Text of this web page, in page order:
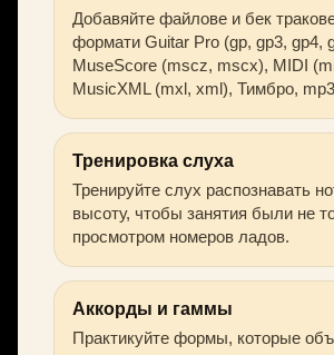
Добавяйте файлове и бек
формати Guitar Pro (gp, gp3, gp4,
MuseScore (mscz, mscx), MIDI
MusicXML (mxl, xml), Тимбро,
Тренировка слуха
Тренируйте слух распознавать
высоту, чтобы занятия были не
просмотром номеров ладов.
Аккорды и гаммы
Практикуйте формы, которые